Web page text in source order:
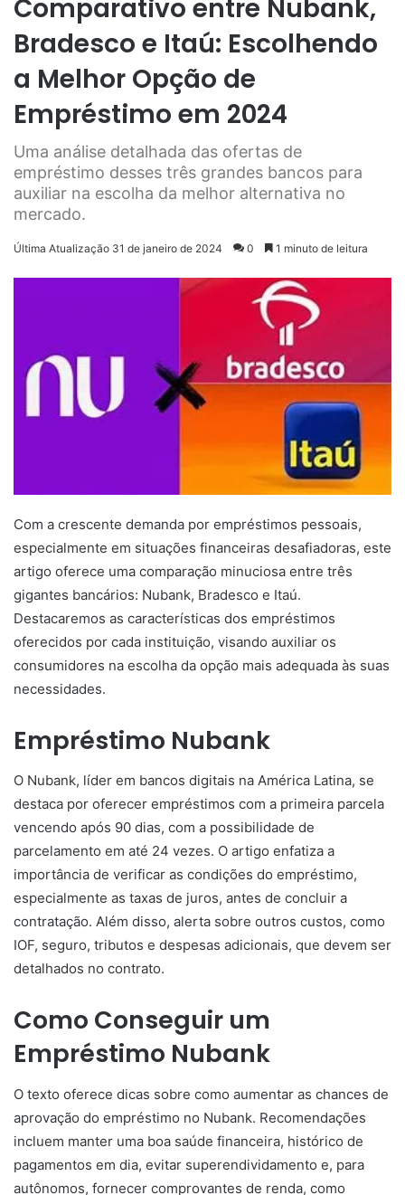
Comparativo entre Nubank,
Bradesco e Itaú: Escolhendo
a Melhor Opção de
Empréstimo em 2024
Uma análise detalhada das ofertas de
empréstimo desses três grandes bancos para
auxiliar na escolha da melhor alternativa no
mercado.
Última Atualização 31 de janeiro de 2024 0 1 minuto de leitura
Com a crescente demanda por empréstimos pessoais,
especialmente em situações financeiras desafiadoras, este
artigo oferece uma comparação minuciosa entre três
gigantes bancários: Nubank, Bradesco e Itaú.
Destacaremos as características dos empréstimos
oferecidos por cada instituição, visando auxiliar os
consumidores na escolha da opção mais adequada às suas
necessidades.
Empréstimo Nubank
O Nubank, líder em bancos digitais na América Latina, se
destaca por oferecer empréstimos com a primeira parcela
vencendo após 90 dias, com a possibilidade de
parcelamento em até 24 vezes. O artigo enfatiza a
importância de verificar as condições do empréstimo,
especialmente as taxas de juros, antes de concluir a
contratação. Além disso, alerta sobre outros custos, como
IOF, seguro, tributos e despesas adicionais, que devem ser
detalhados no contrato.
Como Conseguir um
Empréstimo Nubank
O texto oferece dicas sobre como aumentar as chances de
aprovação do empréstimo no Nubank. Recomendações
incluem manter uma boa saúde financeira, histórico de
pagamentos em dia, evitar superendividamento e, para
autônomos, fornecer comprovantes de renda, como